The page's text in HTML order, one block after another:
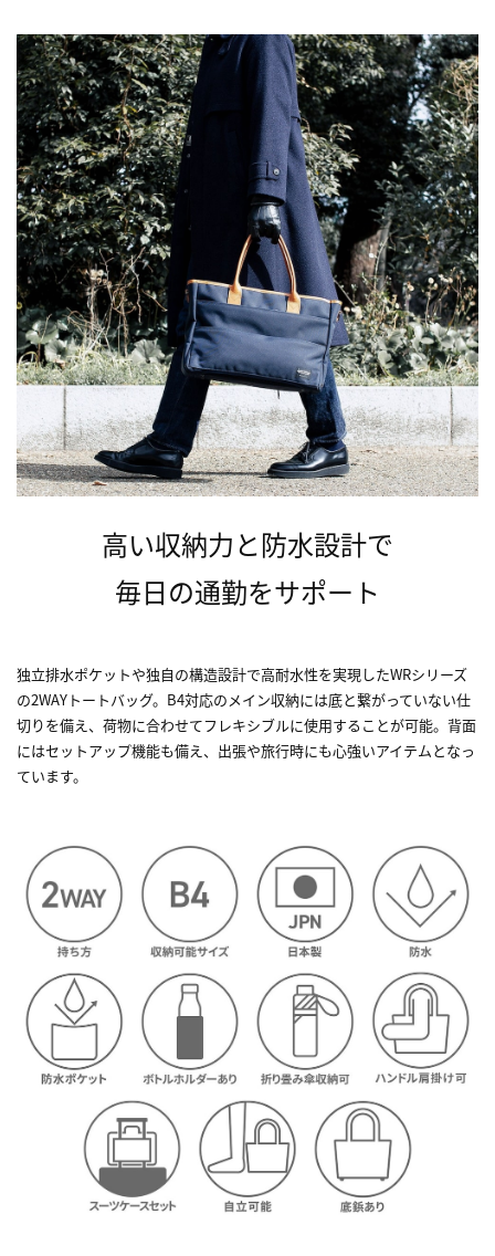
高い収納力と防水設計で
毎日の通勤をサポート
独立排水ポケットや独自の構造設計で高耐水性を実現したWRシリーズ
の2WAYトートバッグ。B4対応のメイン収納には底と繋がっていない仕
切りを備え、荷物に合わせてフレキシブルに使用することが可能。背面
にはセットアップ機能も備え、出張や旅行時にも心強いアイテムとなっ
ています。